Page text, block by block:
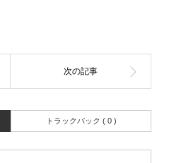
トラックバック ( 0 )